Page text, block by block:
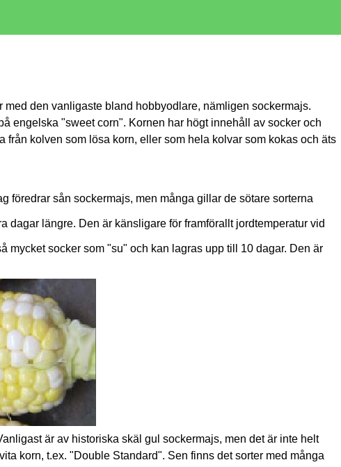
den vanligaste bland hobbyodlare, nämligen sockermajs.
engelska "sweet corn". Kornen har högt innehåll av socker och
kolven som lösa korn, eller som hela kolvar som kokas och äts
föredrar sån sockermajs, men många gillar de sötare sorterna
längre. Den är känsligare för framförallt jordtemperatur vid
socker som "su" och kan lagras upp till 10 dagar. Den är
är av historiska skäl gul sockermajs, men det är inte helt
korn, t.ex. "Double Standard". Sen finns det sorter med många